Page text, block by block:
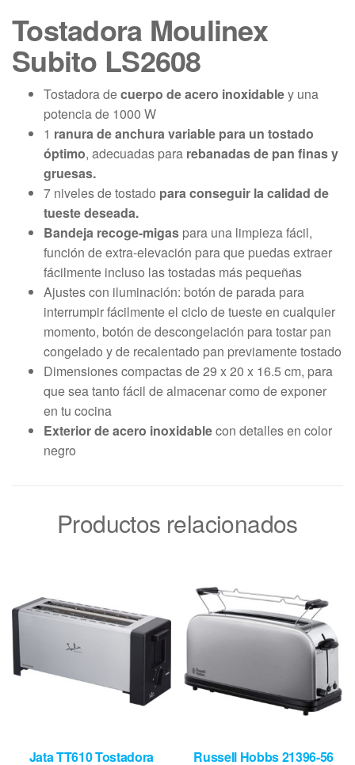
Tostadora Moulinex
Subito LS2608
Tostadora decuerpo de acero inoxidabley una
potencia de 1000 W
1 ranura de anchura variable para un tostado
óptimo, adecuadas para rebanadas de pan finas y
gruesas.
7 niveles de tostado para conseguir la calidad de
tueste deseada.
Bandeja recoge-migas para una limpieza fácil,
función de extra-elevación para que puedas extraer
fácilmente incluso las tostadas más pequeñas
Ajustes con iluminación: botón de parada para
interrumpir fácilmente el ciclo de tueste en cualquier
momento, botón de descongelación para tostar pan
congelado y de recalentado pan previamente tostado
Dimensiones compactas de 29 x 20 x 16.5 cm, para
que sea tanto fácil de almacenar como de exponer
en tu cocina
Exterior de acero inoxidablecon detalles en color
negro
Productos relacionados
Jata TT610 Tostadora Russell Hobbs 21396-56